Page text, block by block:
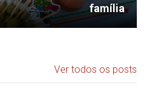
família
Ver todos os posts